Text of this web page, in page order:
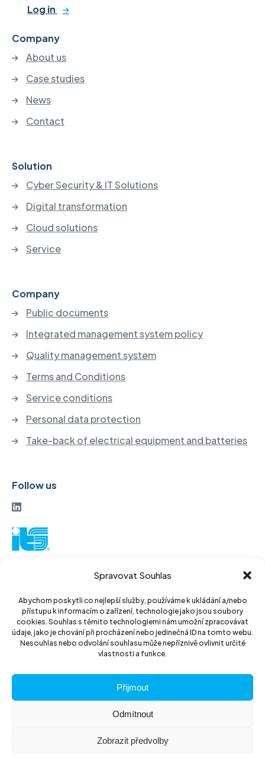
Spravovat Souhlas
Abychom poskytli co nejlepší služby, používáme k ukládání a/nebo
přístupu k informacím o zařízení, technologie jako jsou soubory
cookies. Souhlas s těmito technologiemi nám umožní zpracovávat
údaje, jako je chování při procházení nebo jedinečná ID na tomto webu.
Nesouhlas nebo odvolání souhlasu může nepříznivě ovlivnit určité
vlastnosti a funkce.
Přijmout
Odmítnout
Zobrazit předvolby
Log in
Company
About us
Case studies
News
Contact
Solution
Cyber Security & IT Solutions
Digital transformation
Cloud solutions
Service
Company
Public documents
Integrated management system policy
Quality management system
Terms and Conditions
Service conditions
Personal data protection
Take-back of electrical equipment and batteries
Follow us
130 52 Prague3
Czech Republic
ID: 14889811
© 2026 ITS akciová společnost